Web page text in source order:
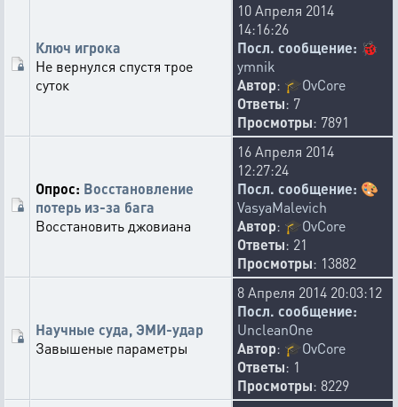
Ключ игрока
Не вернулся спустя трое
суток
10 Апреля 2014
14:16:26
Посл. сообщение: 🐞
ymnik
Автор: 🎓OvCore
Ответы: 7
Просмотры: 7891
Опрос: Восстановление
потерь из-за бага
Восстановить джовиана
16 Апреля 2014
12:27:24
Посл. сообщение: 🎨
VasyaMalevich
Автор: 🎓OvCore
Ответы: 21
Просмотры: 13882
Научные суда, ЭМИ-удар
Завышеные параметры
8 Апреля 2014 20:03:12
Посл. сообщение:
UncleanOne
Автор: 🎓OvCore
Ответы: 1
Просмотры: 8229